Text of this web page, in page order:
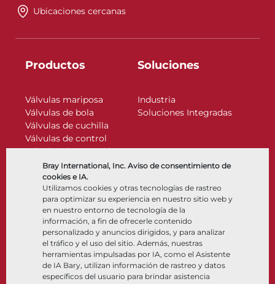
Bray International, Inc. Aviso de consentimiento de
cookies e IA.
Utilizamos cookies y otras tecnologías de rastreo
para optimizar su experiencia en nuestro sitio web y
en nuestro entorno de tecnología de la
información, a fin de ofrecerle contenido
personalizado y anuncios dirigidos, y para analizar
el tráfico y el uso del sitio. Además, nuestras
herramientas impulsadas por IA, como el Asistente
de IA Bary, utilizan información de rastreo y datos
específicos del usuario para brindar asistencia
Ubicaciones cercanas
Productos
Válvulas mariposa
Válvulas de bola
Válvulas de cuchilla
Válvulas de control
Válvulas de retención
Actuadores
Accesorios de control
Criogénico
Soluciones
Industria
Soluciones Integradas
Compañía
Nosotros
Ubicaciones
Asociación
Sostenibilidad
Recursos
Documentos
Centro de información
Software
Selección de materiales